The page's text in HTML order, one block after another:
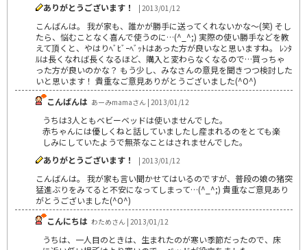
ありがとうございます！
| 2013/01/12
こんばんは。 我が家も、誰かが勝手に送ってくれないかな～(笑) そし
たら、悩むことなく喜んで使うのに…(^_^;) 実際の使い勝手などを教
えて頂くと、やはりﾍﾞﾋﾞｰﾍﾞｯﾄはあった方が良いなと思いますね。 ﾚﾝﾀ
ﾙは長くなれば長くなるほど、購入と変わらなくなるので…買っちゃ
った方が良いのかな？ もう少し、みなさんの意見を聞きつつ検討した
いと思います！ 貴重なご意見ありがとうございました(^O^)
こんばんは あーみmamaさん | 2013/01/12
うちは3人ともベビーベッドは使いませんでした。
赤ちゃんには優しくねと話していましたし産まれるのをとても楽
しみにしていたようで無茶なことはされませんでした。
ありがとうございます！
| 2013/01/12
こんばんは。 我が家も言い聞かせてはいるのですが、普段の娘の猪突
猛進ぶりをみてると不安になってしまって…(^_^;) 貴重なご意見あり
がとうございました(^O^)
こんにちは わためさん | 2013/01/12
うちは、一人目のときは、生まれたのが寒い季節だったので、床